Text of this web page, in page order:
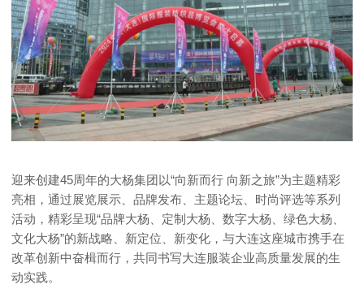
迎来创建45周年的大杨集团以“向新而行 向新之旅”为主题精彩
亮相 ，通过展览展示、品牌发布、主题论坛、时尚评选等系列
活动，精彩呈现“品牌大杨、定制大杨、数字大杨、绿色大杨、
文化大杨”的新战略、新定位、新变化，与大连这座城市携手在
改革创新中奋楫而行，共同书写大连服装企业高质量发展的生
动实践。